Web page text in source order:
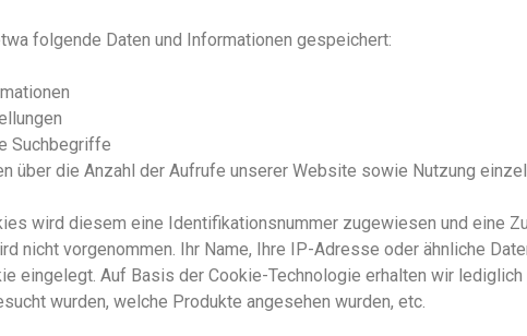
folgende Daten und Informationen gespeichert:
Suchbegriffe
über die Anzahl der Aufrufe unserer Website sowie Nutzung
wird diesem eine Identifikationsnummer zugewiesen und eine
nicht vorgenommen. Ihr Name, Ihre IP-Adresse oder ähnliche
eingelegt. Auf Basis der Cookie-Technologie erhalten wir
wurden, welche Produkte angesehen wurden, etc.